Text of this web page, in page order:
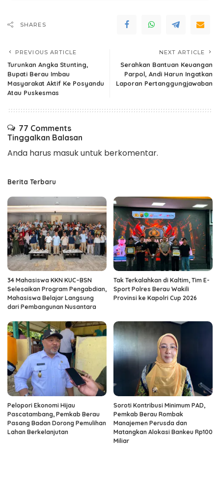
SHARES
PREVIOUS ARTICLE
Turunkan Angka Stunting,
Bupati Berau Imbau
Masyarakat Aktif Ke Posyandu
Atau Puskesmas
NEXT ARTICLE
Serahkan Bantuan Keuangan
Parpol, Andi Harun Ingatkan
Laporan Pertanggungjawaban
77 Comments
Tinggalkan Balasan
Anda harus masukuntuk berkomentar.
Berita Terbaru
34 Mahasiswa KKN KUC–BSN
Selesaikan Program Pengabdian,
Mahasiswa Belajar Langsung
dari Pembangunan Nusantara
Tak Terkalahkan di Kaltim, Tim E-
Sport Polres Berau Wakili
Provinsi ke Kapolri Cup 2026
Pelopori Ekonomi Hijau
Pascatambang, Pemkab Berau
Pasang Badan Dorong Pemulihan
Lahan Berkelanjutan
Soroti Kontribusi Minimum PAD,
Pemkab Berau Rombak
Manajemen Perusda dan
Matangkan Alokasi Bankeu Rp100
Miliar